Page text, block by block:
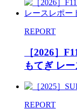
REPORT
［2026］
もてぎ レ
REPORT